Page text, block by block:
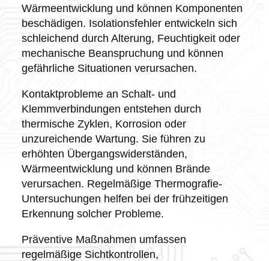
Wärmeentwicklung und können Komponenten
beschädigen. Isolationsfehler entwickeln sich
schleichend durch Alterung, Feuchtigkeit oder
mechanische Beanspruchung und können
gefährliche Situationen verursachen.
Kontaktprobleme an Schalt- und
Klemmverbindungen entstehen durch
thermische Zyklen, Korrosion oder
unzureichende Wartung. Sie führen zu
erhöhten Übergangswiderständen,
Wärmeentwicklung und können Brände
verursachen. Regelmäßige Thermografie-
Untersuchungen helfen bei der frühzeitigen
Erkennung solcher Probleme.
Präventive Maßnahmen umfassen
regelmäßige Sichtkontrollen,